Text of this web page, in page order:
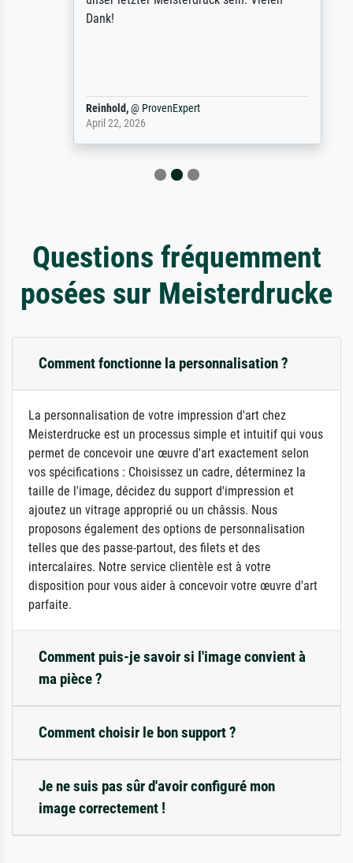
Dank!
Reinhold,@ProvenExpert
April 22, 2026
Questions fréquemment
posées sur Meisterdrucke
Comment fonctionne la personnalisation ?
La personnalisation de votre impression d'art chez
Meisterdrucke est un processus simple et intuitif qui vous
permet de concevoir une œuvre d'art exactement selon
vos spécifications : Choisissez un cadre, déterminez la
taille de l'image, décidez du support d'impression et
ajoutez un vitrage approprié ou un châssis. Nous
proposons également des options de personnalisation
telles que des passe-partout, des filets et des
intercalaires. Notre service clientèle est à votre
disposition pour vous aider à concevoir votre œuvre d'art
parfaite.
Comment puis-je savoir si l'image convient à
ma pièce ?
Comment choisir le bon support ?
Je ne suis pas sûr d'avoir configuré mon
image correctement !